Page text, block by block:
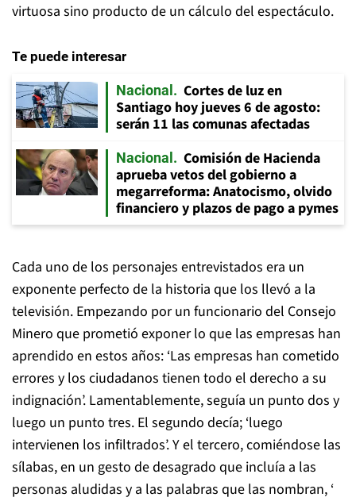
virtuosa sino producto de un cálculo del espectáculo.
Te puede interesar
Nacional
Cortes de luz en
Santiago hoy jueves 6 de agosto:
serán 11 las comunas afectadas
Nacional
Comisión de Hacienda
aprueba vetos del gobierno a
megarreforma: Anatocismo, olvido
financiero y plazos de pago a pymes
Cada uno de los personajes entrevistados era un
exponente perfecto de la historia que los llevó a la
televisión. Empezando por un funcionario del Consejo
Minero que prometió exponer lo que las empresas han
aprendido en estos años: ‘Las empresas han cometido
errores y los ciudadanos tienen todo el derecho a su
indignación’. Lamentablemente, seguía un punto dos y
luego un punto tres. El segundo decía; ‘luego
intervienen los infiltrados’. Y el tercero, comiéndose las
sílabas, en un gesto de desagrado que incluía a las
personas aludidas y a las palabras que las nombran, ‘